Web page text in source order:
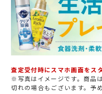
査定受付時にスマホ画面をス
※写真はイメージです。商品
切れの場合もございます。予